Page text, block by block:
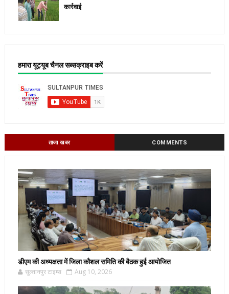
कार्रवाई
हमारा यूट्यूब चैनल सब्सक्राइब करें
ताजा खबर COMMENTS
डीएम की अध्यक्षता में जिला कौशल समिति की बैठक हुई आयोजित
सुल्तानपुर टाइम्स Aug 10, 2026